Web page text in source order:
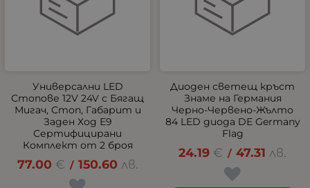
Универсални LED
Стопове 12V 24V с Бягащ
Мигач, Стоп, Габарит и
Заден Ход E9
Сертифицирани
Комплект от 2 броя
77.00 € / 150.60 лв.
Диоден светещ кръст
Знаме на Германия
Черно-Червено-Жълто
84 LED диода DE Germany
Flag
24.19 € / 47.31 лв.